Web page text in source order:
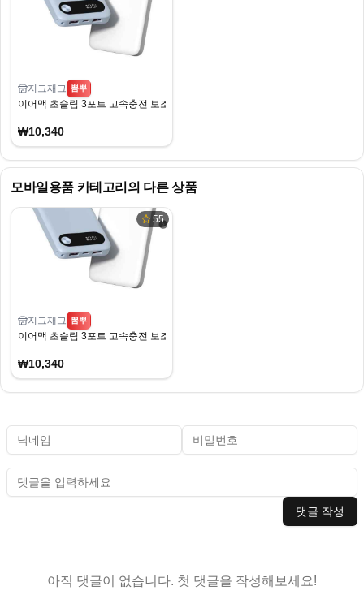
지그재그 뽐뿌
이어맥 초슬림 3포트 고속충전 보조배터리 10000mAh
₩10,340
모바일용품 카테고리의 다른 상품
55
지그재그 뽐뿌
이어맥 초슬림 3포트 고속충전 보조배터리 10000mAh
₩10,340
댓글 작성
아직 댓글이 없습니다. 첫 댓글을 작성해보세요!